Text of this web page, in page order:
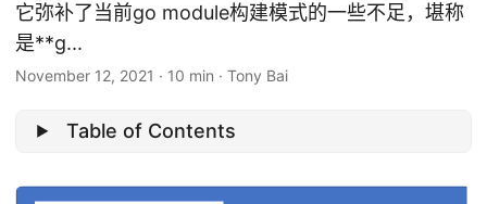
它弥补了当前go module构建模式的一些不足，堪称
是**g...
November 12, 2021 · 10 min · Tony Bai
Table of Contents